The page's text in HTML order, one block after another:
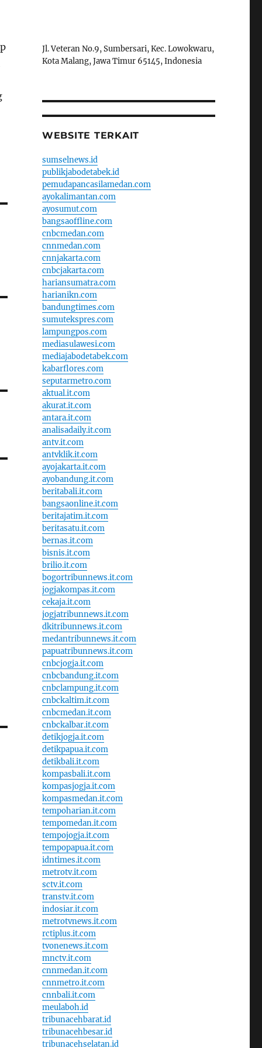
Jl. Veteran No.9, Sumbersari, Kec. Lowokwaru,
Kota Malang, Jawa Timur 65145, Indonesia
WEBSITE TERKAIT
sumselnews.id
publikjabodetabek.id
pemudapancasilamedan.com
ayokalimantan.com
ayosumut.com
bangsaoffline.com
cnbcmedan.com
cnnmedan.com
cnnjakarta.com
cnbcjakarta.com
hariansumatra.com
harianikn.com
bandungtimes.com
sumutekspres.com
lampungpos.com
mediasulawesi.com
mediajabodetabek.com
kabarflores.com
seputarmetro.com
aktual.it.com
akurat.it.com
antara.it.com
analisadaily.it.com
antv.it.com
antvklik.it.com
ayojakarta.it.com
ayobandung.it.com
beritabali.it.com
bangsaonline.it.com
beritajatim.it.com
beritasatu.it.com
bernas.it.com
bisnis.it.com
brilio.it.com
bogortribunnews.it.com
jogjakompas.it.com
cekaja.it.com
jogjatribunnews.it.com
dkitribunnews.it.com
medantribunnews.it.com
papuatribunnews.it.com
cnbcjogja.it.com
cnbcbandung.it.com
cnbclampung.it.com
cnbckaltim.it.com
cnbcmedan.it.com
cnbckalbar.it.com
detikjogja.it.com
detikpapua.it.com
detikbali.it.com
kompasbali.it.com
kompasjogja.it.com
kompasmedan.it.com
tempoharian.it.com
tempomedan.it.com
tempojogja.it.com
tempopapua.it.com
idntimes.it.com
metrotv.it.com
sctv.it.com
transtv.it.com
indosiar.it.com
metrotvnews.it.com
rctiplus.it.com
tvonenews.it.com
mnctv.it.com
cnnmedan.it.com
cnnmetro.it.com
cnnbali.it.com
meulaboh.id
tribunacehbarat.id
tribunacehbesar.id
tribunacehselatan.id